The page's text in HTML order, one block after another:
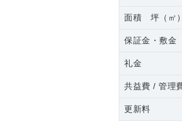
面積 坪（㎡）
保証金・敷金
礼金
共益費 / 管理
更新料